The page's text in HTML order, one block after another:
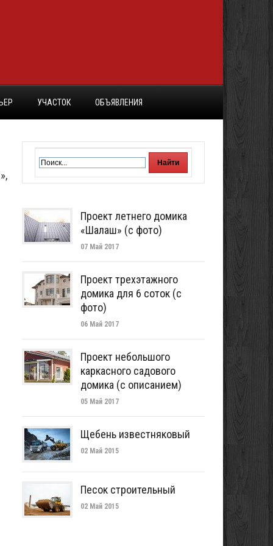
УЧАСТОК ОБЪЯВЛЕНИЯ
Проект летнего домика
«Шалаш» (с фото)
07 Май 2017
Проект трехэтажного
домика для 6 соток (с
фото)
06 Май 2017
Проект небольшого
каркасного садового
домика (с описанием)
05 Май 2017
Щебень известняковый
02 Май 2015
Песок строительный
02 Май 2015